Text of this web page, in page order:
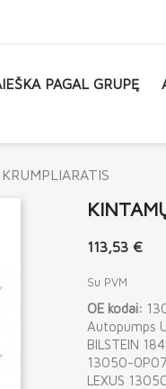
PAGAL GRUPĘ
113,53 €
Su PVM
OE kodai:
Autopumps
BILSTEIN
13050-
LEXUS